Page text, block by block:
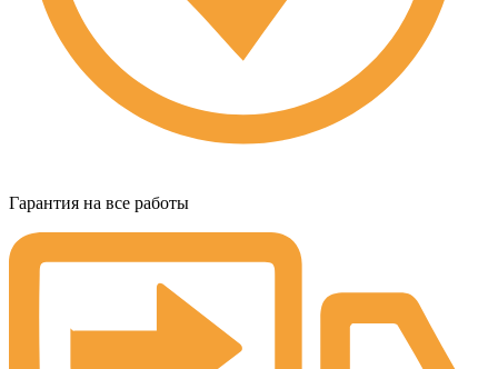
Гарантия на все работы